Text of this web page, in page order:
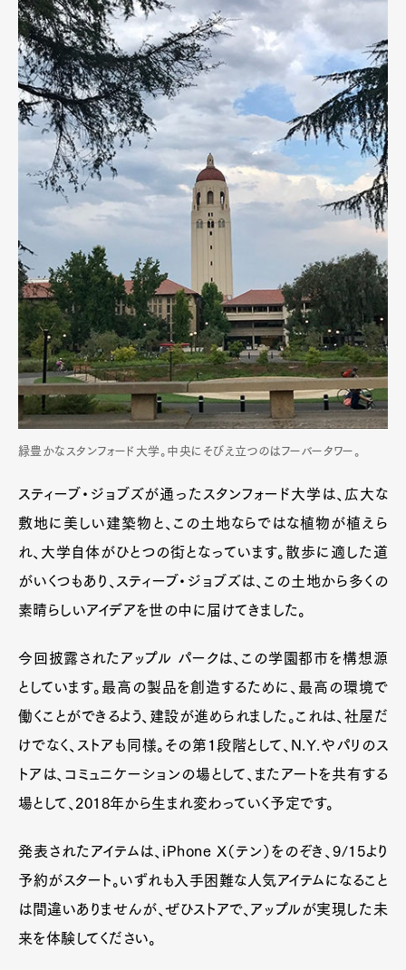
Cars
Product CultureLifestyle
緑豊かなスタンフォード大学。中央にそびえ立つのはフーバータワー。
スティーブ・ジョブズが通ったスタンフォード大学は、広大な
敷地に美しい建築物と、この土地ならではな植物が植えら
れ、大学自体がひとつの街となっています。散歩に適した道
がいくつもあり、スティーブ・ジョブズは、この土地から多くの
素晴らしいアイデアを世の中に届けてきました。
今回披露されたアップル パークは、この学園都市を構想源
としています。最高の製品を創造するために、最高の環境で
働くことができるよう、建設が進められました。これは、社屋だ
けでなく、ストアも同様。その第１段階として、N.Y.やパリのス
トアは、コミュニケーションの場として、またアートを共有する
場として、2018年から生まれ変わっていく予定です。
発表されたアイテムは、iPhone X（テン）をのぞき、9/15より
予約がスタート。いずれも入手困難な人気アイテムになること
は間違いありませんが、ぜひストアで、アップルが実現した未
来を体験してください。